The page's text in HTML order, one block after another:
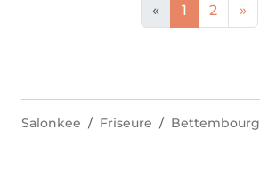
« 1 2 »
Salonkee Friseure Bettembourg